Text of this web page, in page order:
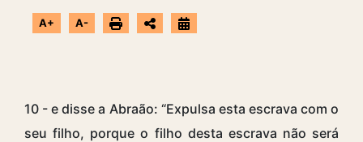
A+ A-
10 - e disse a Abraão: “Expulsa esta escrava com o
seu filho, porque o filho desta escrava não será